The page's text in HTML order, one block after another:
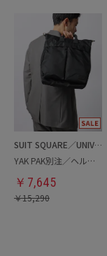
SUIT SQUARE／UNIVERSAL LANGUAGE
YAK PAK別注／ヘルメットバッグ
￥ 7,645
￥15,290